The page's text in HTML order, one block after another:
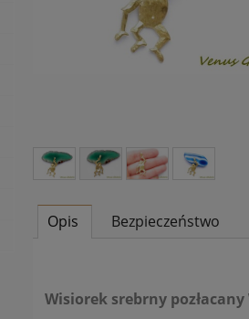
Opis Bezpieczeństwo
Wisiorek srebrny pozłacany